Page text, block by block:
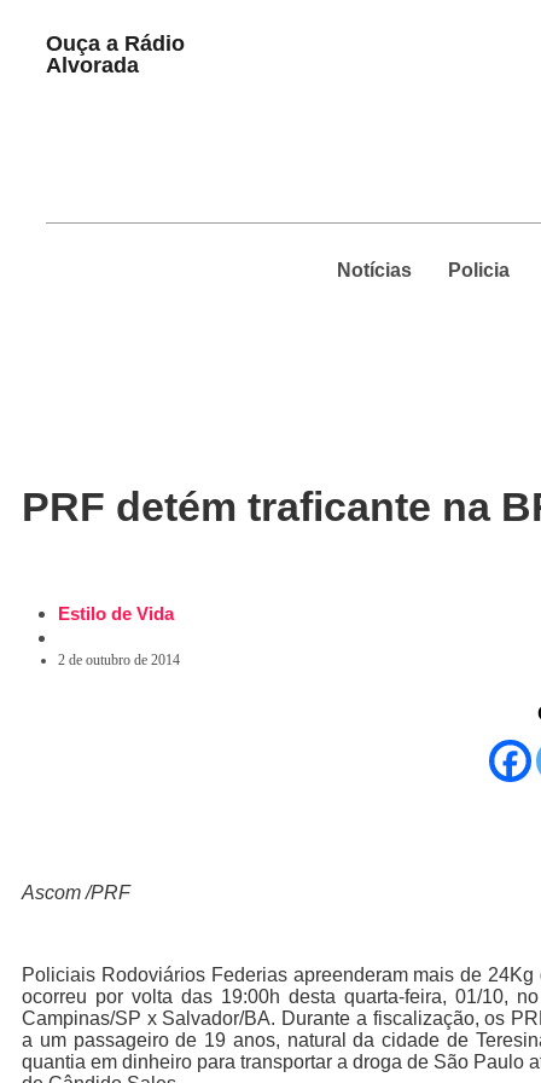
Ouça a Rádio
Alvorada
Notícias Policia
PRF detém traficante na
Estilo de Vida
2 de outubro de 2014
Ascom /PRF
Policiais Rodoviários Federias apreenderam mais de
ocorreu por volta das 19:00h desta quarta-feira, 01/10,
Campinas/SP x Salvador/BA. Durante a fiscalização, os
a um passageiro de 19 anos, natural da cidade de
quantia em dinheiro para transportar a droga de São Paulo